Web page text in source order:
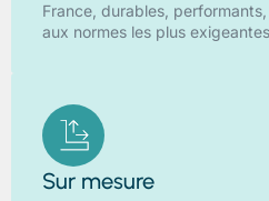
France, durables,
aux normes les plus
Sur mesure